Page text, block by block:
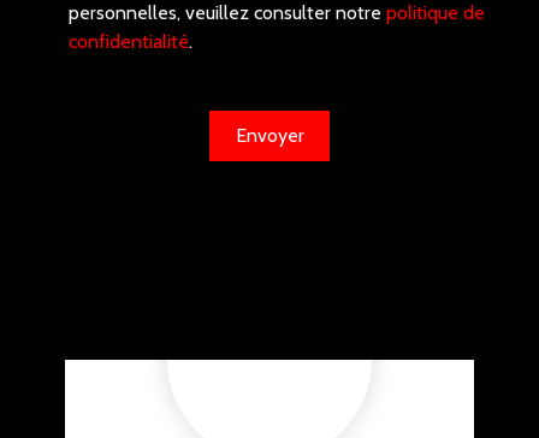
personnelles, veuillez consulter notre politique de
confidentialité.
Envoyer